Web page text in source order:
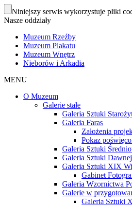
Niniejszy serwis wykorzystuje pliki
Nasze oddziały
Muzeum Rzeźby
Muzeum Plakatu
Muzeum Wnętrz
Nieborów i Arkadia
MENU
O Muzeum
Galerie stałe
Galeria Sztuki
Galeria Faras
Założenia
Pokaz
Galeria Sztuki
Galeria Sztuki Dawnej
Galeria Sztuki XIX
Gabinet
Galeria Wzornictwa
Galerie w
Galeria Sztuki